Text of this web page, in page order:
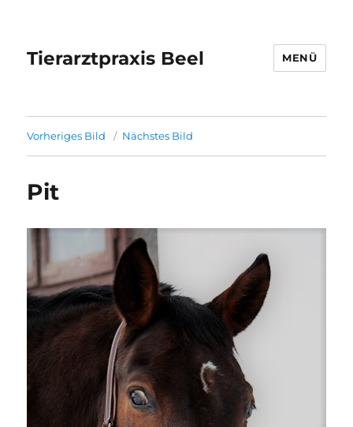
Tierarztpraxis Beel MENÜ
Vorheriges Bild Nächstes Bild
Pit